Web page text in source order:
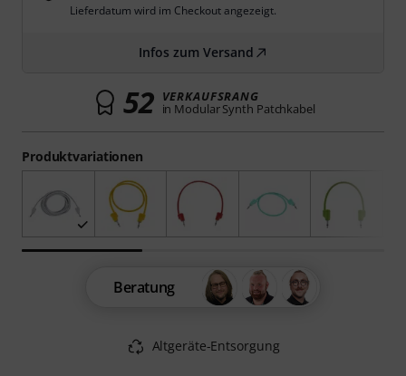
Produktvariationen
Lieferdatum wird im Checkout angezeigt.
Infos zum Versand
52 VERKAUFSRANG
in Modular Synth Patchkabel
Beratung
Altgeräte-Entsorgung